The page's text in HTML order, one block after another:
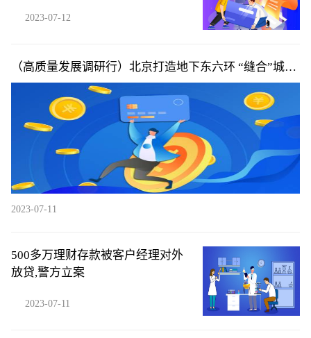
2023-07-12
（高质量发展调研行）北京打造地下东六环 “缝合”城市
空间
2023-07-11
500多万理财存款被客户经理对外
放贷,警方立案
2023-07-11